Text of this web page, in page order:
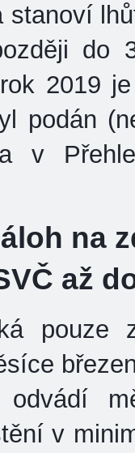
stanoví
do
2019
podán
v
na
až
pouze
odvádí
v